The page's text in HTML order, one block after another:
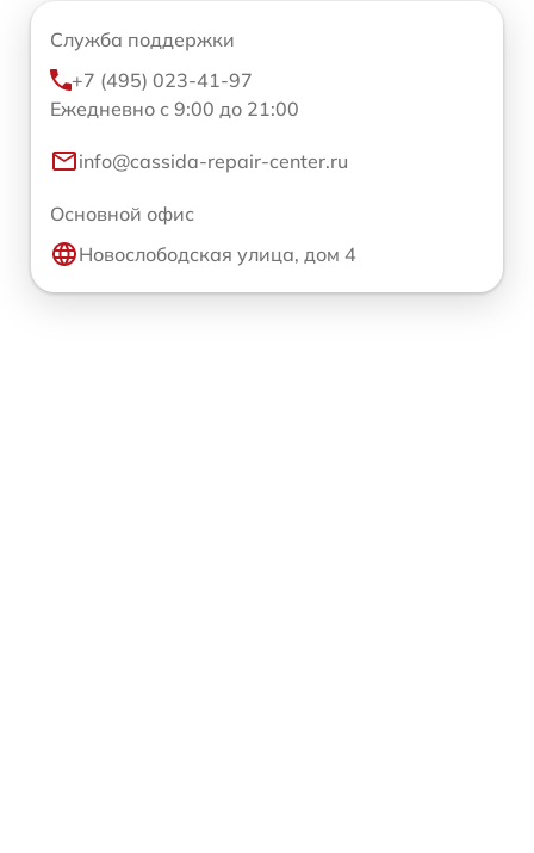
Служба поддержки
+7 (495) 023-41-97
Ежедневно с 9:00 до 21:00
info@cassida-repair-center.ru
Основной офис
Новослободская улица, дом 4